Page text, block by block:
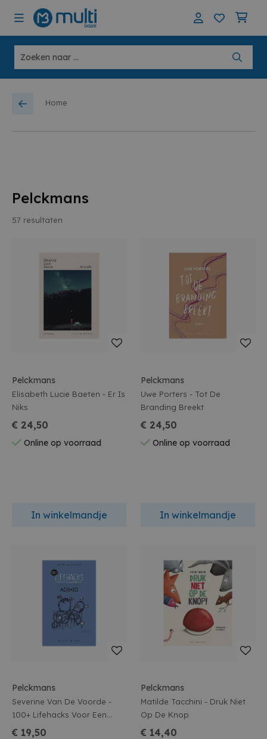
Home
Pelckmans
57 resultaten
Pelckmans
Elisabeth Lucie Baeten - Er Is
Niks
€ 24,50
Online op voorraad
In winkelmandje
Pelckmans
Uwe Porters - Tot De
Branding Breekt
€ 24,50
Online op voorraad
In winkelmandje
Pelckmans
Severine Van De Voorde -
100+ Lifehacks Voor Een
Eenvoudiger Leven Met Adhd
€ 19,50
Pelckmans
Matilde Tacchini - Druk Niet
Op De Knop
€ 14,40